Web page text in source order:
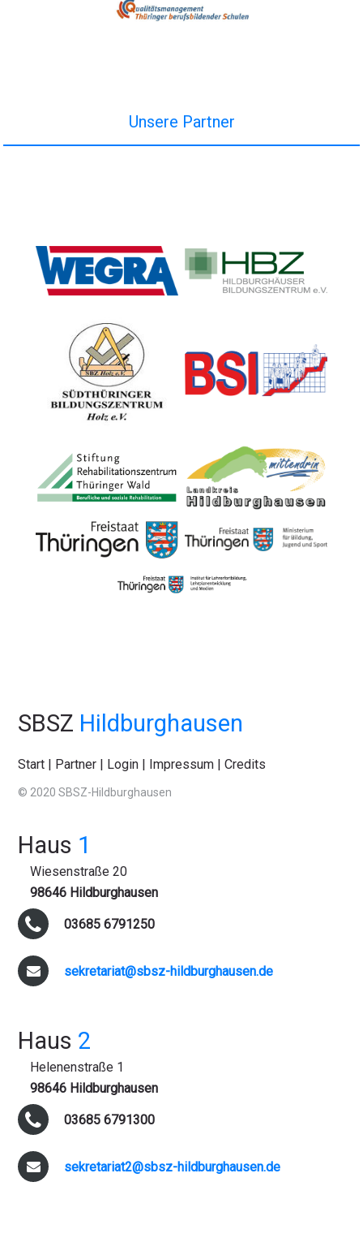
Unsere Partner
SBSZ Hildburghausen
Start Partner Login Impressum |Credits
© 2020 SBSZ-Hildburghausen
Haus 1
Wiesenstraße 20
98646 Hildburghausen
03685 6791250
sekretariat@sbsz-hildburghausen.de
Haus 2
Helenenstraße 1
98646 Hildburghausen
03685 6791300
sekretariat2@sbsz-hildburghausen.de